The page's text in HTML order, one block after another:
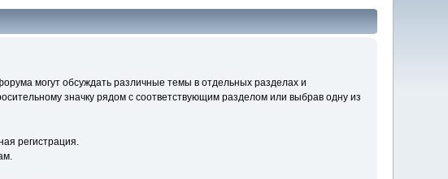
могут обсуждать различные темы в отдельных разделах и
значку рядом с соответствующим разделом или выбрав одну из
регистрация.